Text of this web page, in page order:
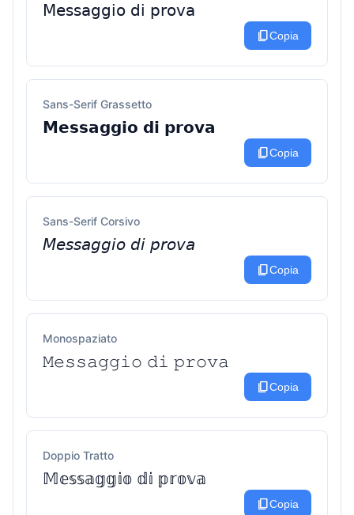
𝖬𝖾𝗌𝗌𝖺𝗀𝗀𝗂𝗈 𝖽𝗂 𝗉𝗋𝗈𝗏𝖺
content_copyCopia
Sans-Serif Grassetto
𝗠𝗲𝘀𝘀𝗮𝗴𝗴𝗶𝗼 𝗱𝗶 𝗽𝗿𝗼𝘃𝗮
content_copyCopia
Sans-Serif Corsivo
𝘔𝘦𝘴𝘴𝘢𝘨𝘨𝘪𝘰 𝘥𝘪 𝘱𝘳𝘰𝘷𝘢
content_copyCopia
Monospaziato
𝙼𝚎𝚜𝚜𝚊𝚐𝚐𝚒𝚘 𝚍𝚒 𝚙𝚛𝚘𝚟𝚊
content_copyCopia
Doppio Tratto
𝕄𝕖𝕤𝕤𝕒𝕘𝕘𝕚𝕠 𝕕𝕚 𝕡𝕣𝕠𝕧𝕒
content_copyCopia